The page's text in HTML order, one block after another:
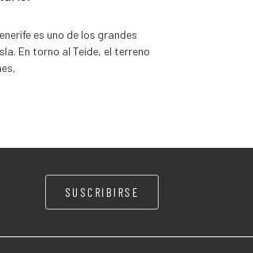
es uno de los grandes
En torno al Teide, el terreno
SUSCRIBIRSE